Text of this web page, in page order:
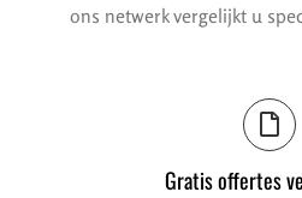
ons netwerk vergelijkt u
Gratis offertes